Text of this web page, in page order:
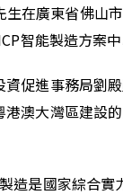
在廣東省佛山
智能製造方案
促進事務局劉
澳大灣區建設
造是國家綜合